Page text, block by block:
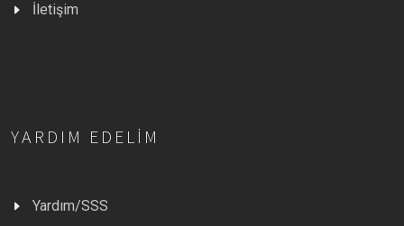
İletişim
YARDIM EDELIM
Yardım/SSS